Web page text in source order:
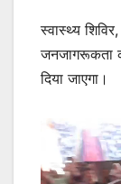
स्वास्थ्य
जनजागरूकता
दिया जाएगा।
Video
Player